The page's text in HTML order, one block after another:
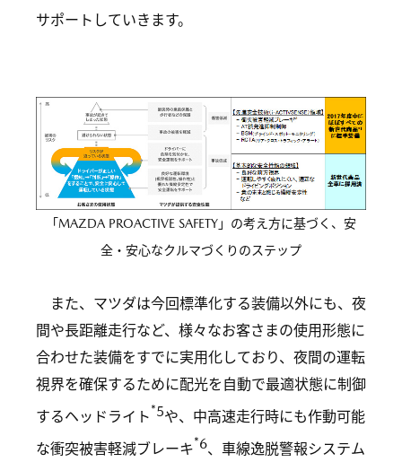
サポートしていきます。
「MAZDA PROACTIVE SAFETY」の考え方に基づく、安
全・安心なクルマづくりのステップ
また、マツダは今回標準化する装備以外にも、夜
間や長距離走行など、様々なお客さまの使用形態に
合わせた装備をすでに実用化しており、夜間の運転
視界を確保するために配光を自動で最適状態に制御
するヘッドライト*5や、中高速走行時にも作動可能
な衝突被害軽減ブレーキ*6、車線逸脱警報システム